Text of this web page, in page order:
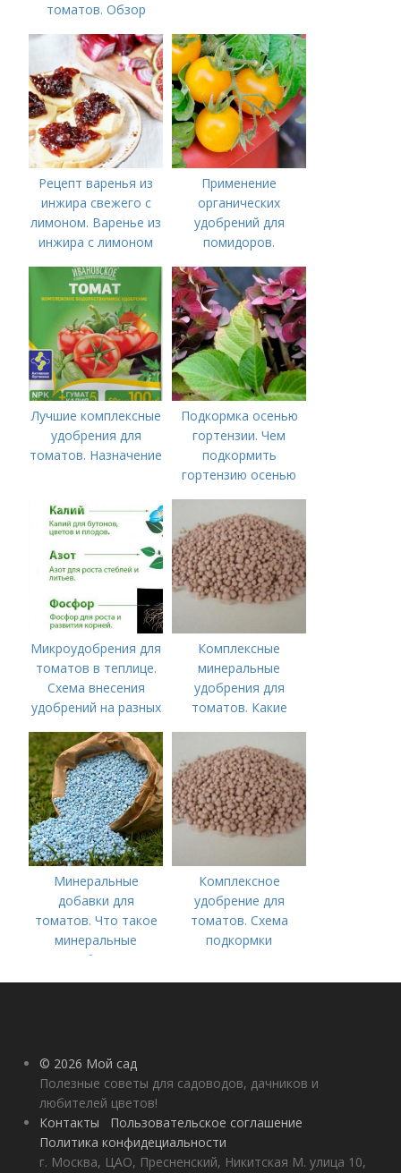
томатов. Обзор
удобрений для
томатов: правила
внесения в почву
Рецепт варенья из
инжира свежего с
лимоном. Варенье из
инжира с лимоном
Применение
органических
удобрений для
помидоров.
удобрения для
томатов
Лучшие комплексные
удобрения для
томатов. Назначение
Подкормка осенью
гортензии. Чем
подкормить
гортензию осенью
Микроудобрения для
томатов в теплице.
Схема внесения
удобрений на разных
помидоров
Комплексные
минеральные
удобрения для
томатов. Какие
используются для
культуры
Минеральные
добавки для
томатов. Что такое
минеральные
удобрения
Комплексное
удобрение для
томатов. Схема
подкормки
рассады до сбора
© 2026 Мой сад
Полезные советы для садоводов, дачников и
любителей цветов!
Контакты
Пользовательское соглашение
Политика конфидециальности
г. Москва, ЦАО, Пресненский, Никитская М. улица 10,